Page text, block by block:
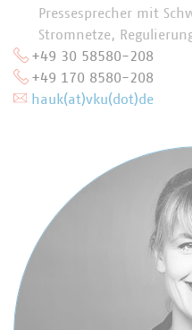
Pressesprecher mit
Stromnetze,
+49 30 58580-208
+49 170 8580-208
hauk(at)vku(dot)de